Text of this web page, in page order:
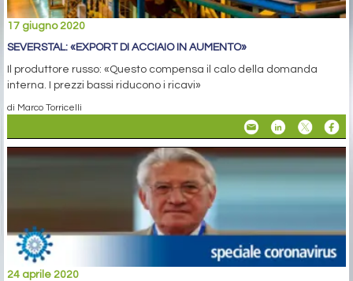
17 giugno 2020
SEVERSTAL: «EXPORT DI ACCIAIO IN AUMENTO»
Il produttore russo: «Questo compensa il calo della domanda
interna. I prezzi bassi riducono i ricavi»
di Marco Torricelli
24 aprile 2020